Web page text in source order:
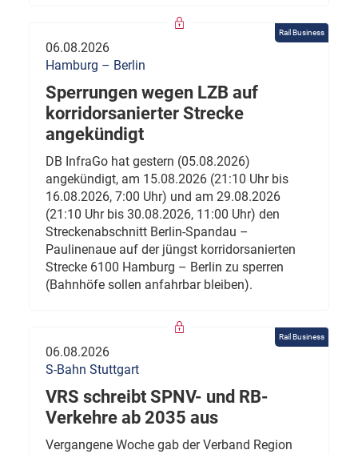
Rail Business
06.08.2026
Hamburg – Berlin
Sperrungen wegen LZB auf
korridorsanierter Strecke
angekündigt
DB InfraGo hat gestern (05.08.2026)
angekündigt, am 15.08.2026 (21:10 Uhr bis
16.08.2026, 7:00 Uhr) und am 29.08.2026
(21:10 Uhr bis 30.08.2026, 11:00 Uhr) den
Streckenabschnitt Berlin-Spandau –
Paulinenaue auf der jüngst korridorsanierten
Strecke 6100 Hamburg – Berlin zu sperren
(Bahnhöfe sollen anfahrbar bleiben).
Rail Business
06.08.2026
S-Bahn Stuttgart
VRS schreibt SPNV- und RB-
Verkehre ab 2035 aus
Vergangene Woche gab der Verband Region